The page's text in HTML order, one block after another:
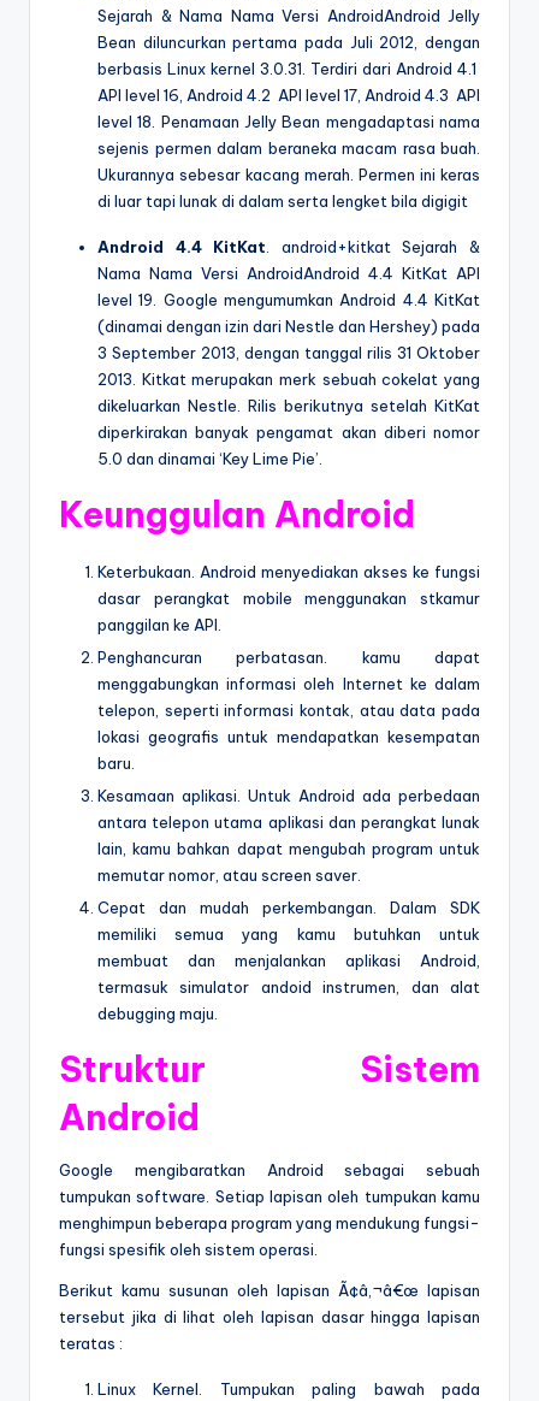
Sejarah & Nama Nama Versi AndroidAndroid Jelly
Bean diluncurkan pertama pada Juli 2012, dengan
berbasis Linux kernel 3.0.31. Terdiri dari Android 4.1
API level 16, Android 4.2 API level 17, Android 4.3 API
level 18. Penamaan Jelly Bean mengadaptasi nama
sejenis permen dalam beraneka macam rasa buah.
Ukurannya sebesar kacang merah. Permen ini keras
di luar tapi lunak di dalam serta lengket bila digigit
Android 4.4 KitKat . android+kitkat Sejarah &
Nama Nama Versi AndroidAndroid 4.4 KitKat API
level 19. Google mengumumkan Android 4.4 KitKat
(dinamai dengan izin dari Nestle dan Hershey) pada
3 September 2013, dengan tanggal rilis 31 Oktober
2013. Kitkat merupakan merk sebuah cokelat yang
dikeluarkan Nestle. Rilis berikutnya setelah KitKat
diperkirakan banyak pengamat akan diberi nomor
5.0 dan dinamai ‘Key Lime Pie’.
Keunggulan Android
Keterbukaan. Android menyediakan akses ke fungsi
dasar perangkat mobile menggunakan stkamur
panggilan ke API.
Penghancuran perbatasan. kamu dapat
menggabungkan informasi oleh Internet ke dalam
telepon, seperti informasi kontak, atau data pada
lokasi geografis untuk mendapatkan kesempatan
baru.
Kesamaan aplikasi. Untuk Android ada perbedaan
antara telepon utama aplikasi dan perangkat lunak
lain, kamu bahkan dapat mengubah program untuk
memutar nomor, atau screen saver.
Cepat dan mudah perkembangan. Dalam SDK
memiliki semua yang kamu butuhkan untuk
membuat dan menjalankan aplikasi Android,
termasuk simulator andoid instrumen, dan alat
debugging maju.
Struktur Sistem
Android
Google mengibaratkan Android sebagai sebuah
tumpukan software. Setiap lapisan oleh tumpukan kamu
menghimpun beberapa program yang mendukung fungsi-
fungsi spesifik oleh sistem operasi.
Berikut kamu susunan oleh lapisan Ã¢â‚¬â€œ lapisan
tersebut jika di lihat oleh lapisan dasar hingga lapisan
teratas :
Linux Kernel. Tumpukan paling bawah pada